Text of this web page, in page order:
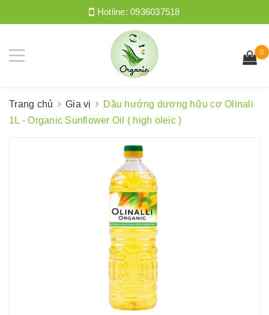
Hotline:0936037518
0
Trang chủ Gia vị
Dầu hướng dương hữu cơ Olinali
1L - Organic Sunflower Oil ( high oleic )